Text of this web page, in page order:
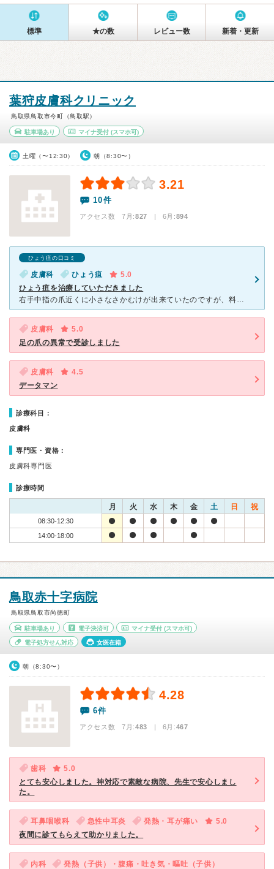
標準 ★の数 レビュー数 新着・更新
葉狩皮膚科クリニック
鳥取県鳥取市今町（鳥取駅）
駐車場あり マイナ受付(スマホ可)
土曜（〜12:30） 朝（8:30〜）
3.21
10件
アクセス数 7月:827 | 6月:894
ひょう疽の口コミ
皮膚科 ひょう疽
5.0
ひょう疽を治療していただきました
右手中指の爪近くに小さなさかむけが出来ていたのですが、料理中か何かにそこからばい菌が入ったらしく、ひょう疽にかかってしまいました。指が腫れ、就寝中にも痛みを感じたため皮膚科を受診することにしました。
皮膚科
5.0
足の爪の異常で受診しました
皮膚科
4.5
データマン
診療科目：
皮膚科
専門医・資格：
皮膚科専門医
診療時間
月 火 水 木 金 土 日 祝
08:30-12:30
14:00-18:00
鳥取赤十字病院
鳥取県鳥取市尚徳町
駐車場あり 電子決済可 マイナ受付 (スマホ可)
電子処方せん対応 女医在籍
朝（8:30〜）
4.28
6件
アクセス数 7月:483 | 6月:467
歯科
5.0
とても安心しました。神対応で素敵な病院、先生で安心しまし
た。
耳鼻咽喉科 急性中耳炎 発熱・耳が痛い
5.0
夜間に診てもらえて助かりました。
内科
発熱（子供）・腹痛・吐き気・嘔吐（子供）